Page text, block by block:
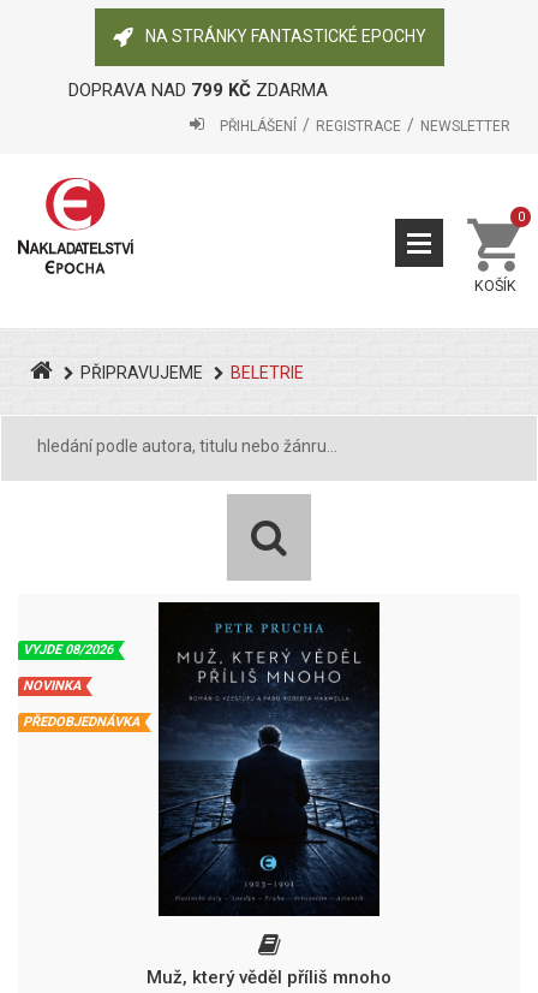
NA STRÁNKY FANTASTICKÉ EPOCHY
DOPRAVA NAD 799 KČZDARMA
PŘIHLÁŠENÍ REGISTRACE NEWSLETTER
KOŠÍK
0
PŘIPRAVUJEME BELETRIE
VYJDE 08/2026
NOVINKA
PŘEDOBJEDNÁVKA
Muž, který věděl příliš mnoho